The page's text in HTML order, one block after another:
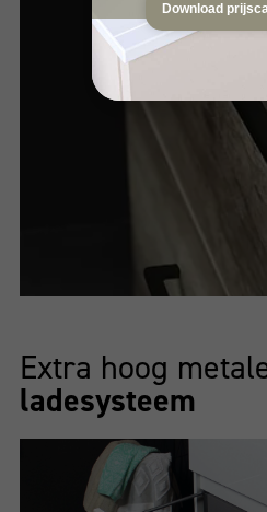
Extra hoog
ladesysteem
Download